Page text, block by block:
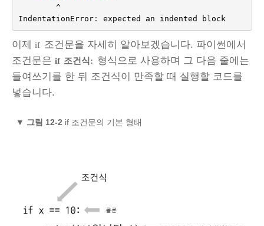
^
IndentationError: expected an indented block
이제 if 조건문을 자세히 알아보겠습니다. 파이썬에서
조건문은 if 조건식: 형식으로 사용하며 그 다음 줄에는
들여쓰기를 한 뒤 조건식이 만족할 때 실행할 코드를
넣습니다.
▼ 그림 12-2 if 조건문의 기본 형태